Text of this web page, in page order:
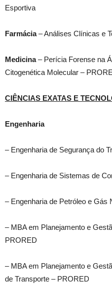
Esportiva
Farmácia– Análises Clínicas e
Medicina– Perícia Forense na
Citogenética Molecular –
CIÊNCIAS EXATAS E
Engenharia
– Engenharia de Segurança do
– Engenharia de Sistemas de
– Engenharia de Petróleo e Gás
– MBA em Planejamento e
PRORED
– MBA em Planejamento e
de Transporte – PRORED